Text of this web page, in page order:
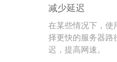
减少延迟
在某些情况下，使
择更快的服务器路
迟，提高网速。